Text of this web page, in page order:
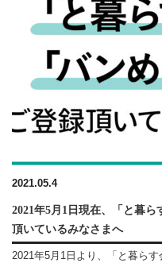
2021.05.4
2021年5月1日現在、「と暮
頂いているみなさまへ
2021年5月1日より、「と暮ら